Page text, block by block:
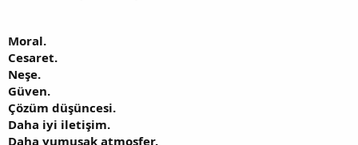
Moral.
Cesaret.
Neşe.
Güven.
Çözüm düşüncesi.
Daha iyi iletişim.
Daha yumuşak atmosfer.